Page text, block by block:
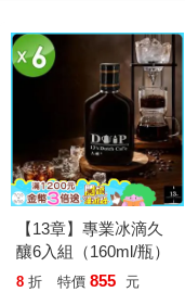
【13章】專業冰滴久
釀6入組（160ml/瓶）
8 折 特價 855 元